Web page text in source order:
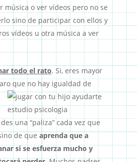
música o ver vídeos pero no se
sino de participar con ellos y
vídeos u otra música a ver
todo el rato. Si, eres mayor
que no hay igualdad de
una “paliza” cada vez que
de que aprenda que a
si se esfuerza mucho y